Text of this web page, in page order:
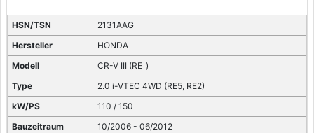
2131AAG
HONDA
CR-V III (RE_)
2.0 i-VTEC 4WD (RE5, RE2)
110 / 150
10/2006 - 06/2012